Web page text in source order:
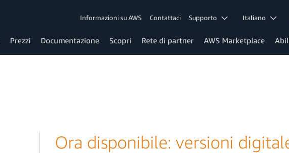
Informazioni su AWS Contattaci Supporto Italiano
Prezzi Documentazione Scopri Rete di partner AWS Marketplace
Ora disponibile: versioni